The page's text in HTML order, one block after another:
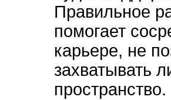
Правильное
помогает
карьере, не
захватывать
пространство.